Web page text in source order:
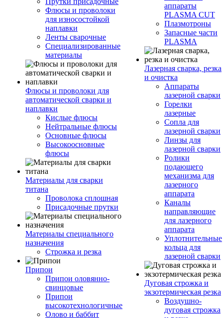
Флюсы и проволоки
для износостойкой
наплавки
Ленты сварочные
Специализированные
материалы
Флюсы и проволоки для
автоматической сварки и
наплавки
Кислые флюсы
Нейтральные флюсы
Основные флюсы
Высокоосновные
флюсы
Материалы для сварки
титана
Проволока сплошная
Присадочные прутки
Материалы специального
назначения
Строжка и резка
Припои
Припои оловянно-
свинцовые
Припои
высокотехнологичные
Олово и баббит
аппараты
PLASMA CUT
Плазмотроны
Запасные части
PLASMA
Лазерная сварка, резка
и очистка
Аппараты
лазерной сварки
Горелки
лазерные
Сопла для
лазерной сварки
Линзы для
лазерной сварки
Ролики
подающего
механизма для
лазерного
аппарата
Каналы
направляющие
для лазерного
аппарата
Уплотнительные
кольца для
лазерной сварки
Дуговая строжка и
экзотермическая резка
Воздушно-
дуговая строжка